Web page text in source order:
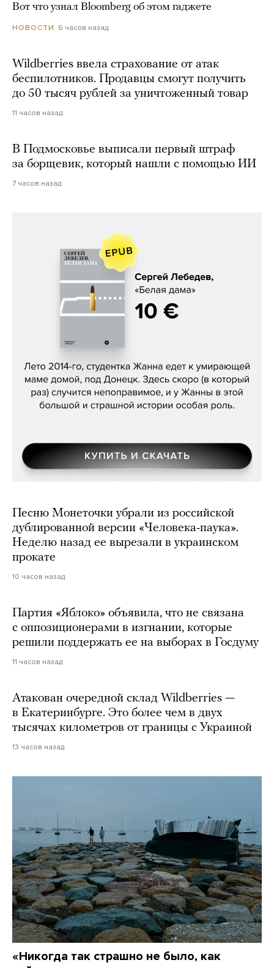
Вот что узнал Bloomberg об этом гаджете
НОВОСТИ 6 часов назад
Wildberries ввела страхование от атак
беспилотников. Продавцы смогут получить
до 50 тысяч рублей за уничтоженный товар
11 часов назад
В Подмосковье выписали первый штраф
за борщевик, который нашли с помощью ИИ
7 часов назад
Сергей Лебедев, «Белая дама»
Песню Монеточки убрали из российской
дублированной версии «Человека-паука».
Неделю назад ее вырезали в украинском
прокате
10 часов назад
Партия «Яблоко» объявила, что не связана
с оппозиционерами в изгнании, которые
решили поддержать ее на выборах в Госдуму
11 часов назад
Атакован очередной склад Wildberries —
в Екатеринбурге. Это более чем в двух
тысячах километров от границы с Украиной
13 часов назад
«Никогда так страшно не было, как